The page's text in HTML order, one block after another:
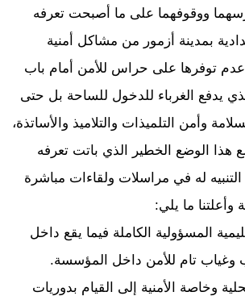
ووقوفهما على ما أصبحت تعرفه
بمدينة أزمور من مشاكل أمنية
توفرها على حراس للأمن أمام باب
يدفع الغرباء للدخول للساحة بل حتى
وأمن التلميذات والتلاميذ والأساتذة،
هذا الوضع الخطير الذي باتت تعرفه
له في مراسلات ولقاءات مباشرة
وأعلتنا ما يلي:
المسؤولية الكاملة فيما يقع داخل
تام للأمن داخل المؤسسة.
وخاصة الأمنية إلى القيام بدوريات